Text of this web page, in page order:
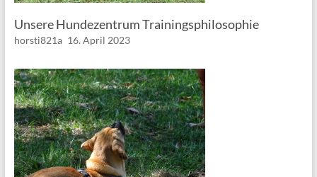
Unsere Hundezentrum Trainingsphilosophie
horsti821a 16. April 2023